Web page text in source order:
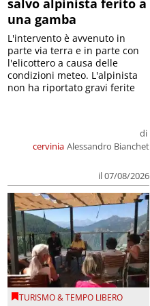
salvo alpinista ferito a
una gamba
cervinia
di
Alessandro Bianchet
il 07/08/2026
L'intervento è avvenuto in
parte via terra e in parte con
l'elicottero a causa delle
condizioni meteo. L'alpinista
non ha riportato gravi ferite
TURISMO & TEMPO LIBERO